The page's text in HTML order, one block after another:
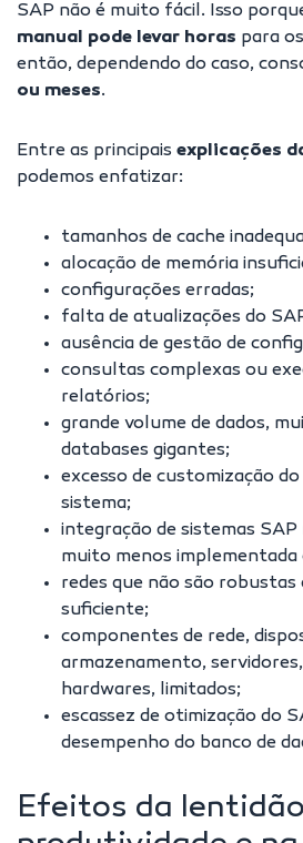
SAP não é muito fácil. Isso
manual pode levar horas para
então, dependendo do caso,
ou meses.
Entre as principais explicações
podemos enfatizar:
tamanhos de cache
alocação de memória
configurações erradas;
falta de atualizações do
ausência de gestão de
consultas complexas ou
relatórios;
grande volume de dados,
databases gigantes;
excesso de customização
sistema;
integração de sistemas
muito menos implementada
redes que não são robustas
suficiente;
componentes de rede,
armazenamento,
hardwares, limitados;
escassez de otimização do
desempenho do banco de
Efeitos da